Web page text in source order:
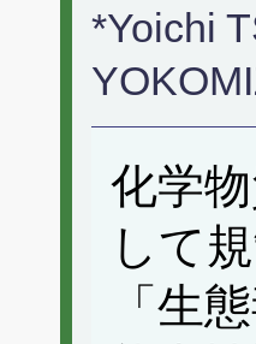
*Yoichi
化学
して
「生